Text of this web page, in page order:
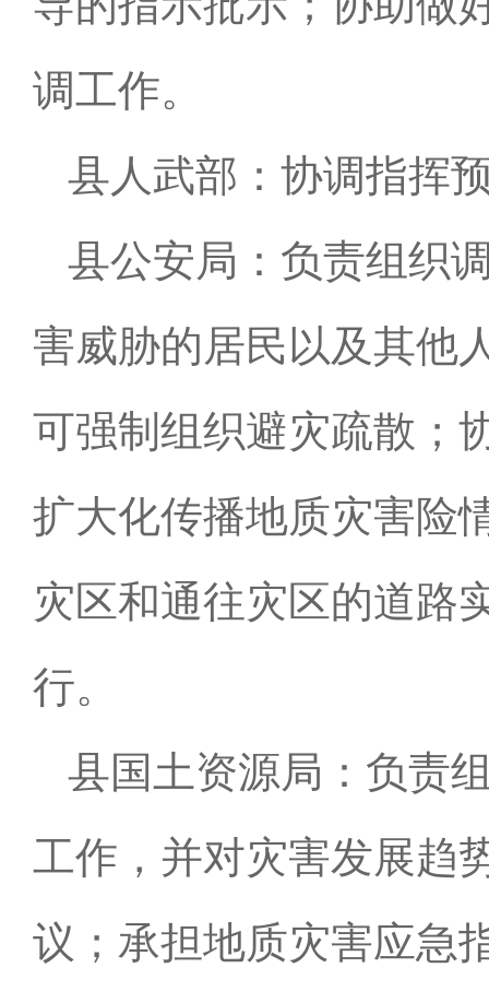
调工作。
县人武部：协调指挥
县公安局：负责组织
害威胁的居民以及其他
可强制组织避灾疏散；
扩大化传播地质灾害险
灾区和通往灾区的道路
行。
县国土资源局：负责
工作，并对灾害发展趋
议；承担地质灾害应急